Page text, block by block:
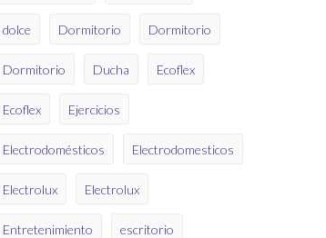
dolce Dormitorio Dormitorio
Dormitorio Ducha Ecoflex
Ecoflex Ejercicios
Electrodomésticos Electrodomesticos
Electrolux Electrolux
Entretenimiento escritorio